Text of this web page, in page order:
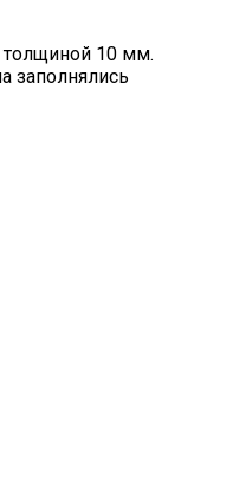
10 мм.
заполнялись